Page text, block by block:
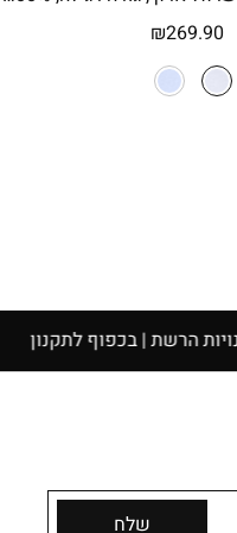
₪269.90
שלח